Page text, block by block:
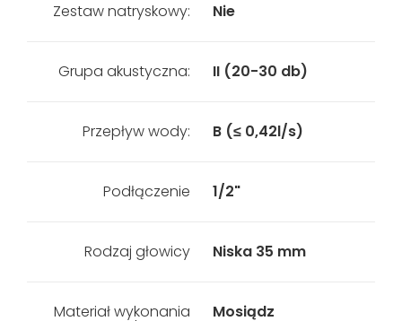
Zestaw natryskowy: Nie
Grupa akustyczna: II (20-30 db)
Przepływ wody: B (≤ 0,42l/s)
Podłączenie 1/2"
Rodzaj głowicy Niska 35 mm
Materiał wykonania Mosiądz